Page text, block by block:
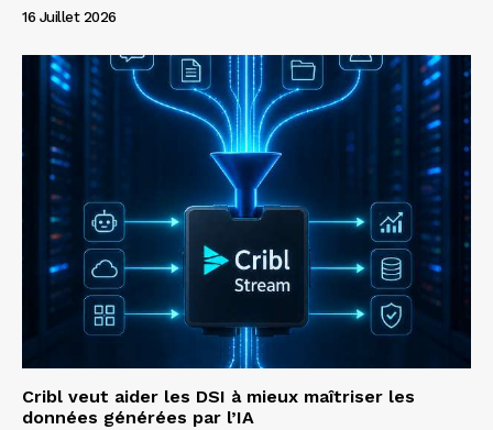
16 Juillet 2026
Cribl veut aider les DSI à mieux maîtriser les
données générées par l’IA